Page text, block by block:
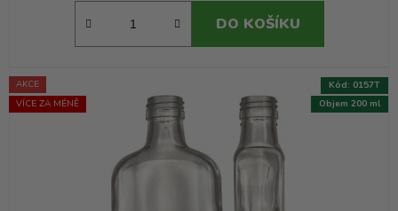
DO KOŠÍKU
AKCE
VÍCE ZA MÉNĚ
Objem 200 ml
Kód: 0157T